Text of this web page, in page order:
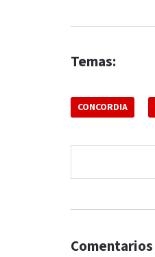
Temas:
CONCORDIA
Comentarios